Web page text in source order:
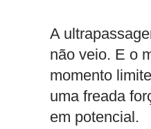
A
não veio. E o
momento
uma freada
em potencial.